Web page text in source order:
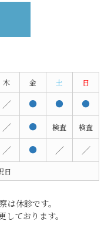
木 金 土 日
／ ● ● ●
／ ● 検査 検査
／ ● ／ ／
日
休診です。
ております。